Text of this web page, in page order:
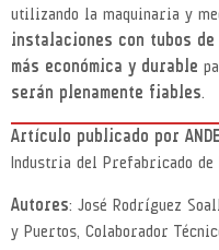
utilizando la maquinaria y
instalaciones con tubos de
más económica y durable
serán plenamente fiables.
Artículo publicado por
Industria del Prefabricado
Autores: José Rodríguez
y Puertos, Colaborador